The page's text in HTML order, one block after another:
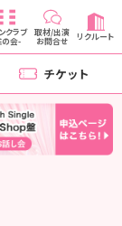
クラブ
の会-
取材/出演
お問合せ リクルート
チケット